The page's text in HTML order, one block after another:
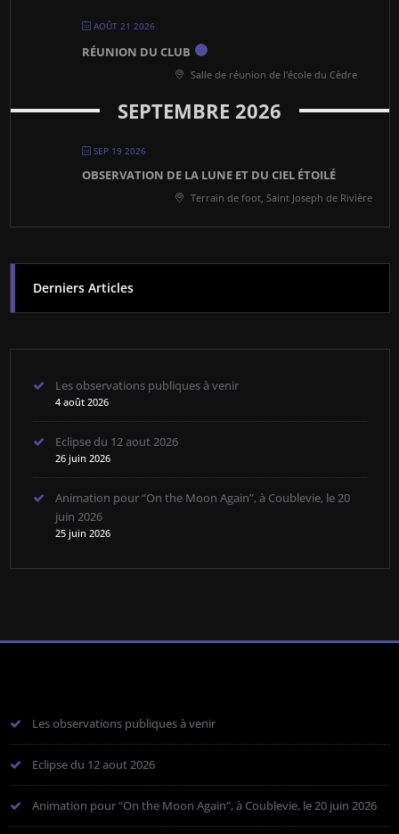
AOÛT 21 2026
RÉUNION DU CLUB
Salle de réunion de l'école du Cèdre
SEPTEMBRE 2026
SEP 19 2026
OBSERVATION DE LA LUNE ET DU CIEL ÉTOILÉ
Terrain de foot, Saint Joseph de Rivière
Derniers Articles
Les observations publiques à venir
4 août 2026
Eclipse du 12 aout 2026
26 juin 2026
Animation pour “On the Moon Again”, à Coublevie, le 20
juin 2026
25 juin 2026
Les observations publiques à venir
Eclipse du 12 aout 2026
Animation pour “On the Moon Again”, à Coublevie, le 20 juin 2026